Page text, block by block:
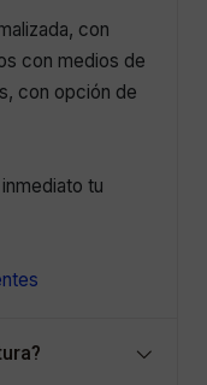
con
con medios de
con opción de
tu